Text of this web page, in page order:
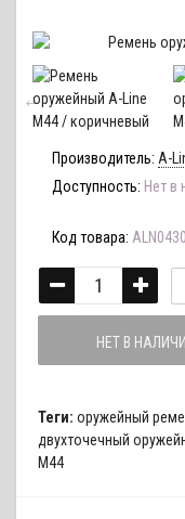
Производитель: A-
Доступность: Нет в
Код товара:
НЕТ В
Теги: оружейный
двухточечный
М44